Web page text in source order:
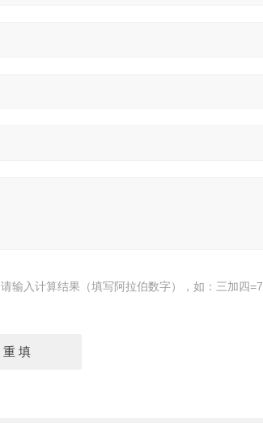
请输入计算结果（填写阿拉伯数字），如：三加四=7